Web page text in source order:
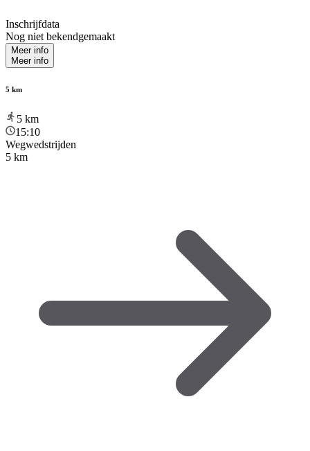
Inschrijfdata
Nog niet bekendgemaakt
Meer info
Meer info
5 km
5 km
15:10
Wegwedstrijden
5 km